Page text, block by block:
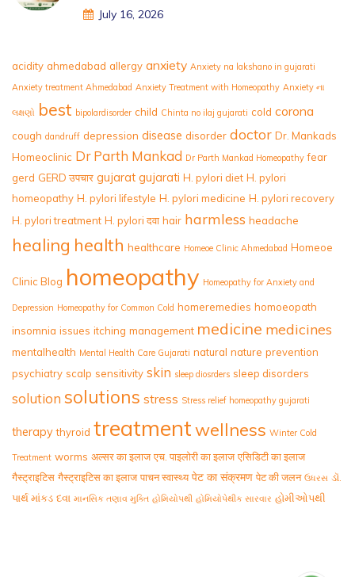
July 16, 2026
acidity ahmedabad allergy anxiety Anxiety na lakshano in gujarati
Anxiety treatment Ahmedabad Anxiety Treatment with Homeopathy Anxiety ના
લક્ષણો best bipolardisorder child Chinta no ilaj gujarati cold corona
cough dandruff depression disease disorder doctor Dr. Mankads
Homeoclinic Dr Parth Mankad Dr Parth Mankad Homeopathy fear
gerd GERD उपचार gujarat gujarati H. pylori diet H. pylori
homeopathy H. pylori lifestyle H. pylori medicine H. pylori recovery
H. pylori treatment H. pylori दवा hair harmless headache
healing health healthcare Homeoe Clinic Ahmedabad Homeoe
Clinic Blog homeopathy Homeopathy for Anxiety and
Depression Homeopathy for Common Cold homeremedies homoeopath
insomnia issues itching management medicine medicines
mentalhealth Mental Health Care Gujarati natural nature prevention
psychiatry scalp sensitivity skin sleep diosrders sleep disorders
solution solutions stress Stress relief homeopathy gujarati
therapy thyroid treatmentwellness Winter Cold
Treatment worms अल्सर का इलाज एच. पाइलोरी का इलाज एसिडिटी का इलाज
गैस्ट्राइटिस गैस्ट्राइटिस का इलाज पाचन स्वास्थ्य पेट का संक्रमण पेट की जलन ઉધરસ ડૉ.
પાર્થ માંકડ દવા માનસિક તણાવ મુક્તિ હોમિયોપથી હોમિયોપેથીક સારવાર હોમીઓપથી